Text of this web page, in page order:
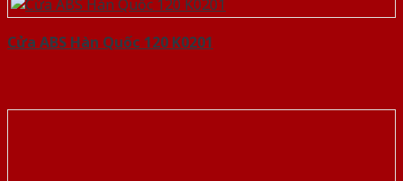
Cửa ABS Hàn Quốc 120 K0201